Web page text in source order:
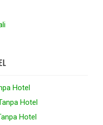
Hotel
Hotel
Hotel